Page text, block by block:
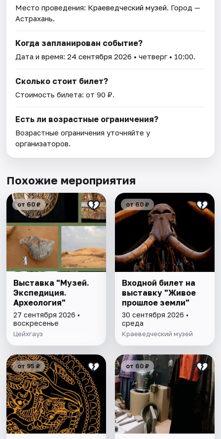
Место проведения: Краеведческий музей. Город —
Астрахань.
Когда запланирован событие?
Дата и время:24 сентября 2026 • четверг • 10:00.
Сколько стоит билет?
Стоимость билета: от 90 ₽.
Есть ли возрастные ограничения?
Возрастные ограничения уточняйте у
организаторов.
Похожие мероприятия
от 60 ₽
Выставка "Музей.
Экспедиция.
Археология"
27 сентября 2026 •
воскресенье
Цейхгауз
от 60 ₽
Входной билет на
выставку "Живое
прошлое земли"
30 сентября 2026 •
среда
Краеведческий музей
от 95 ₽ от 60 ₽